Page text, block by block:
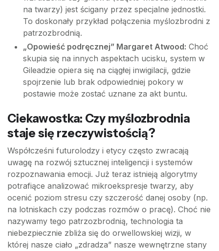
na twarzy) jest ścigany przez specjalne jednostki.
To doskonały przykład połączenia myślozbrodni z
patrzozbrodnią.
„Opowieść podręcznej” Margaret Atwood: Choć
skupia się na innych aspektach ucisku, system w
Gileadzie opiera się na ciągłej inwigilacji, gdzie
spojrzenie lub brak odpowiedniej pokory w
postawie może zostać uznane za akt buntu.
Ciekawostka: Czy myślozbrodnia
staje się rzeczywistością?
Współcześni futurolodzy i etycy często zwracają
uwagę na rozwój sztucznej inteligencji i systemów
rozpoznawania emocji. Już teraz istnieją algorytmy
potrafiące analizować mikroekspresje twarzy, aby
ocenić poziom stresu czy szczerość danej osoby (np.
na lotniskach czy podczas rozmów o pracę). Choć nie
nazywamy tego patrzozbrodnią, technologia ta
niebezpiecznie zbliża się do orwellowskiej wizji, w
której nasze ciało „zdradza” nasze wewnętrzne stany